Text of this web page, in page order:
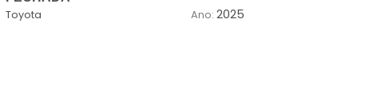
Toyota
Ano: 2025